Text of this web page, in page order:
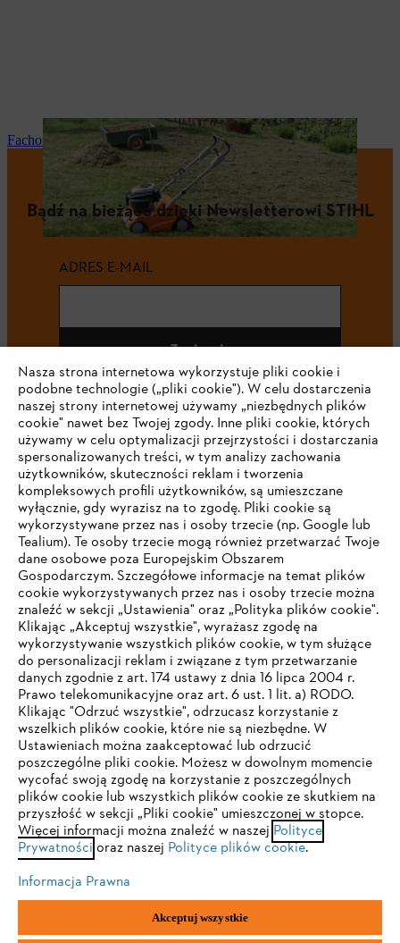
Fachowy serwis i naprawy
Bądź na bieżąco dzięki Newsletterowi STIHL
ADRES E-MAIL
Zapisz się
#STIHL
Firma
STIHL FAQ
Serwis
Polityka prywatności Wskazówki prawne Cookies
Informacje prawne
"ANDREAS STIHL" SP. Z O.O. z siedzibą w Sadach, 62-080 Tarnowo
TWOJA PRZEGLĄDARKA NIE JEST
OBSŁUGIWANA
Korzystasz z przeglądarki, której jeszcze nie obsługujemy. W
celu optymalnego korzystania z naszej strony zalecamy
przejście do jednej z następujących przeglądarek:
Firefox Chrome
Nasza strona internetowa wykorzystuje pliki cookie i
podobne technologie („pliki cookie"). W celu dostarczenia
naszej strony internetowej używamy „niezbędnych plików
cookie" nawet bez Twojej zgody. Inne pliki cookie, których
używamy w celu optymalizacji przejrzystości i dostarczania
spersonalizowanych treści, w tym analizy zachowania
użytkowników, skuteczności reklam i tworzenia
kompleksowych profili użytkowników, są umieszczane
wyłącznie, gdy wyrazisz na to zgodę. Pliki cookie są
wykorzystywane przez nas i osoby trzecie (np. Google lub
Tealium). Te osoby trzecie mogą również przetwarzać Twoje
dane osobowe poza Europejskim Obszarem
Gospodarczym. Szczegółowe informacje na temat plików
cookie wykorzystywanych przez nas i osoby trzecie można
znaleźć w sekcji „Ustawienia" oraz „Polityka plików cookie".
Klikając „Akceptuj wszystkie", wyrażasz zgodę na
wykorzystywanie wszystkich plików cookie, w tym służące
do personalizacji reklam i związane z tym przetwarzanie
danych zgodnie z art. 174 ustawy z dnia 16 lipca 2004 r.
Prawo telekomunikacyjne oraz art. 6 ust. 1 lit. a) RODO.
Klikając "Odrzuć wszystkie", odrzucasz korzystanie z
wszelkich plików cookie, które nie są niezbędne. W
Ustawieniach można zaakceptować lub odrzucić
poszczególne pliki cookie. Możesz w dowolnym momencie
wycofać swoją zgodę na korzystanie z poszczególnych
plików cookie lub wszystkich plików cookie ze skutkiem na
przyszłość w sekcji „Pliki cookie" umieszczonej w stopce.
Więcej informacji można znaleźć w naszej Polityce
Prywatności oraz naszej Polityce plików cookie.
Informacja Prawna
Akceptuj wszystkie